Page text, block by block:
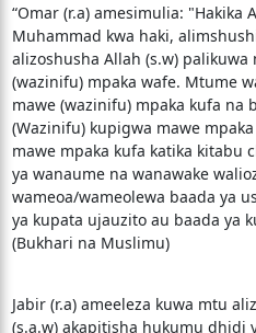
“Omar (r.a) amesimulia: "Hakika
Muhammad kwa haki,
alizoshusha Allah (s.w) palikuwa
(wazinifu) mpaka wafe. Mtume
mawe (wazinifu) mpaka kufa na
(Wazinifu) kupigwa mawe
mawe mpaka kufa katika kitabu
ya wanaume na wanawake
wameoa/wameolewa baada ya
ya kupata ujauzito au baada ya
(Bukhari na Muslimu)
Jabir (r.a) ameeleza kuwa mtu
(s.a.w) akapitisha hukumu dhidi